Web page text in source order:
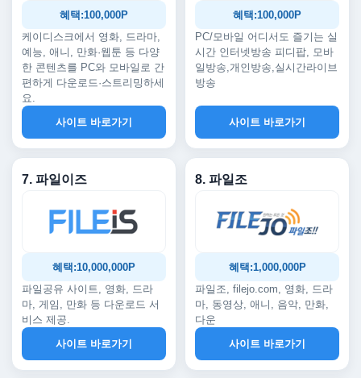
혜택:100,000P
케이디스크에서 영화, 드라마,
예능, 애니, 만화·웹툰 등 다양
한 콘텐츠를 PC와 모바일로 간
편하게 다운로드·스트리밍하세
요.
사이트 바로가기
혜택:100,000P
PC/모바일 어디서도 즐기는 실
시간 인터넷방송 피디팝, 모바
일방송,개인방송,실시간라이브
방송
사이트 바로가기
7. 파일이즈
혜택:10,000,000P
파일공유 사이트, 영화, 드라
마, 게임, 만화 등 다운로드 서
비스 제공.
사이트 바로가기
8. 파일조
혜택:1,000,000P
파일조, filejo.com, 영화, 드라
마, 동영상, 애니, 음악, 만화,
다운
사이트 바로가기